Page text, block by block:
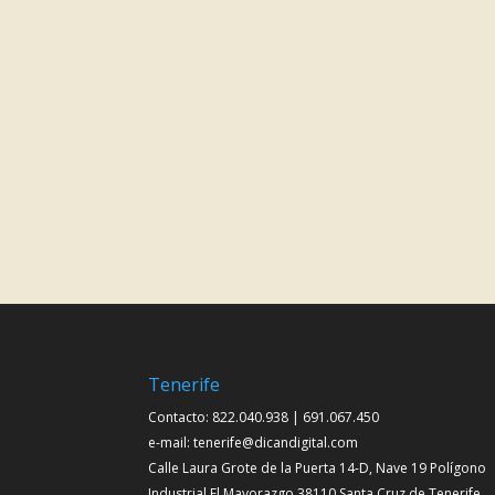
Tenerife
Contacto: 822.040.938 | 691.067.450
e-mail: tenerife@dicandigital.com
Calle Laura Grote de la Puerta 14-D, Nave 19 Polígono